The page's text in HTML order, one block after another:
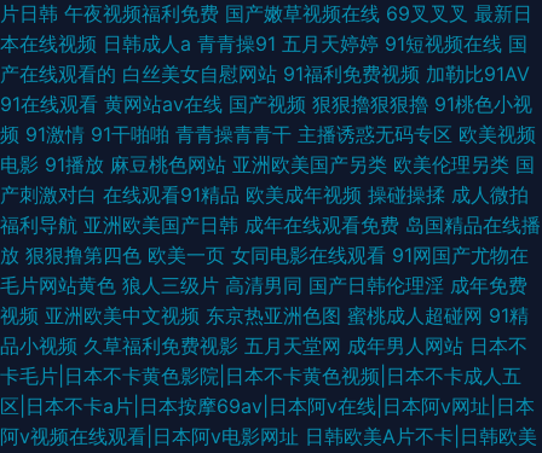
片日韩 午夜视频福利免费 国产嫩草视频在线 69叉叉叉 最新日
本在线视频 日韩成人a 青青操91 五月天婷婷 91短视频在线 国
产在线观看的 白丝美女自慰网站 91福利免费视频 加勒比91AV
91在线观看 黄网站av在线 国产视频 狠狠擼狠狠擼 91桃色小视
频 91激情 91干啪啪 青青操青青干 主播诱惑无码专区 欧美视频
电影 91播放 麻豆桃色网站 亚洲欧美国产另类 欧美伦理另类 国
产刺激对白 在线观看91精品 欧美成年视频 操碰操揉 成人微拍
福利导航 亚洲欧美国产日韩 成年在线观看免费 岛国精品在线播
放 狠狠撸第四色 欧美一页 女同电影在线观看 91网国产尤物在
毛片网站黄色 狼人三级片 高清男同 国产日韩伦理淫 成年免费
视频 亚洲欧美中文视频 东京热亚洲色图 蜜桃成人超碰网 91精
品小视频 久草福利免费视影 五月天堂网 成年男人网站 日本不
卡毛片|日本不卡黄色影院|日本不卡黄色视频|日本不卡成人五
区|日本不卡a片|日本按摩69av|日本阿v在线|日本阿v网址|日本
阿v视频在线观看|日本阿v电影网址 日韩欧美A片不卡|日韩欧美